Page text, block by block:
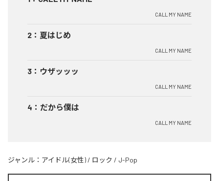
CALL MY NAME
2 ： 夏はじめ
CALL MY NAME
3 ： ウザッッッ
CALL MY NAME
4 ： だから僕は
CALL MY NAME
ジャンル： アイドル(女性) / ロック / J-Pop